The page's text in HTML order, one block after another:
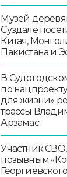
Музей
Суздале
Китая,
Пакистана и
В
по
для жизни»
трассы
Арзамас
Участник
позывным